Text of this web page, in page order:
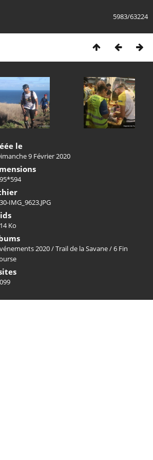
5983/63224
le
9 Février 2020
IMG_9623.JPG
Ko
2020/Trail de la Savane/6 Fin